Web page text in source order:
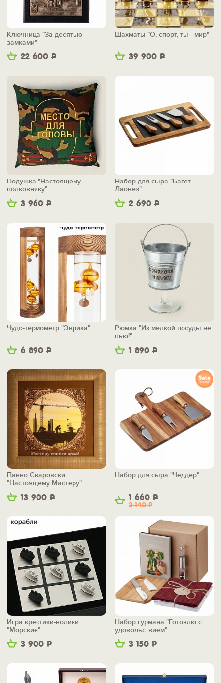
22 600 Р
Ключница "За десятью
замками"
39 900 Р
Шахматы "О, спорт, ты - мир"
3 960 Р
Подушка "Настоящему
полковнику"
2 690 Р
Набор для сыра "Багет
Лаонез"
6 890 Р
Чудо-термометр "Эврика"
1 890 Р
Рюмка "Из мелкой посуды не
пью!"
13 900 Р
Панно Сваровски
"Настоящему Мастеру"
1 660 Р
2 140Р
Набор для сыра "Чеддер"
3 900 Р
Игра крестики-нолики
"Морские"
3 150 Р
Набор гурмана "Готовлю с
удовольствием"